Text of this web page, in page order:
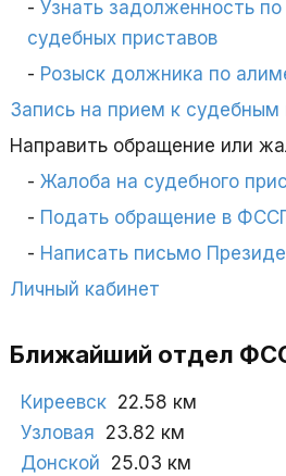
Узнать задолженность
судебных приставов
Розыск должника по
Запись на прием к
Направить обращение или
Жалоба на судебного
Подать обращение в
Написать письмо
Личный кабинет
Ближайший отдел
Киреевск 22.58 км
Узловая 23.82 км
Донской 25.03 км